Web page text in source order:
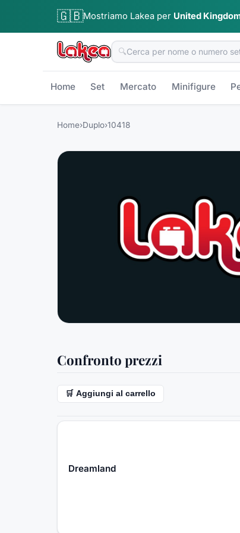
🇬🇧Mostriamo Lakea per United
🔍
Home Set Mercato Minifigure
Home›Duplo›10418
Confronto prezzi
🛒 Aggiungi al carrello
Dreamland